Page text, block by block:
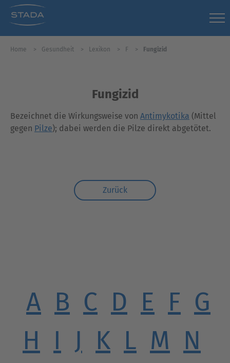
Home Gesundheit Lexikon F Fungizid
Fungizid
Bezeichnet die Wirkungsweise von Antimykotika (Mittel
gegen Pilze); dabei werden die Pilze direkt abgetötet.
Zurück
A B C D E F G
H I J K L M N